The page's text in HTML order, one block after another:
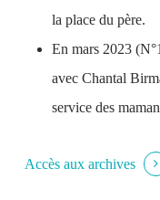
la place du père.
En mars 2023
avec Chantal
service des
Accès aux archives